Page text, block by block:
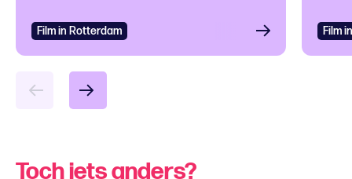
de bioscoop
Film in Rotterdam Film
Toch iets anders?